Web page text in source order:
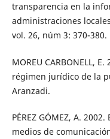
transparencia en la
administraciones
vol. 26, núm 3: 370-380.
MOREU CARBONELL,
régimen jurídico de la
Aranzadi.
PÉREZ GÓMEZ, A.
medios de